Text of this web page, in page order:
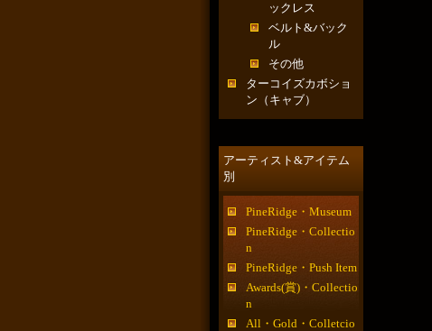
ックレス
ベルト&バック
ル
その他
ターコイズカボショ
ン（キャブ）
アーティスト&アイテム
別
PineRidge・Museum
PineRidge・Collectio
n
PineRidge・Push Item
Awards(賞)・Collectio
n
All・Gold・Colletcio